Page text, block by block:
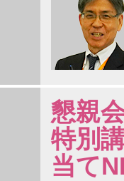
懇親
特別
当て